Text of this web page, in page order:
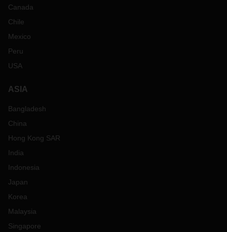
Canada
Chile
Mexico
Peru
USA
ASIA
Bangladesh
China
Hong Kong SAR
India
Indonesia
Japan
Korea
Malaysia
Singapore